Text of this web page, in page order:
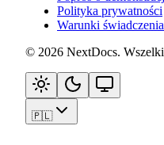
Polityka prywatności
Warunki świadczenia
© 2026 NextDocs.
🇵🇱